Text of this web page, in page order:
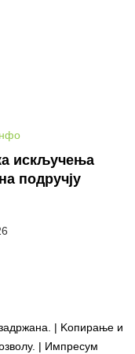
искључења
подручју
| Kопирање и
| Импресум